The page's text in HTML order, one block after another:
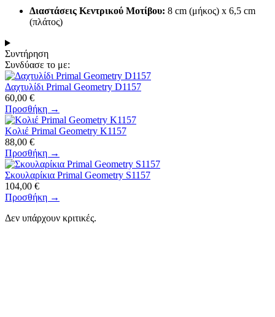
Διαστάσεις Κεντρικού Μοτίβου: 8 cm (μήκος) x 6,5 cm
(πλάτος)
Συντήρηση
Συνδύασε το με:
Δαχτυλίδι Primal Geometry D1157
60,00 €
Προσθήκη →
Κολιέ Primal Geometry K1157
88,00 €
Προσθήκη →
Σκουλαρίκια Primal Geometry S1157
104,00 €
Προσθήκη →
Δεν υπάρχουν κριτικές.